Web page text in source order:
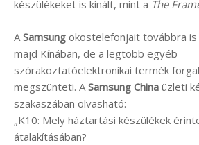
készülékeket is kínált, mint a The
A Samsung okostelefonjait továbbra is
majd Kínában, de a legtöbb egyéb
szórakoztatóelektronikai termék
megszünteti. A Samsung China üzleti
szakaszában olvasható:
„K10: Mely háztartási készülékek
átalakításában?